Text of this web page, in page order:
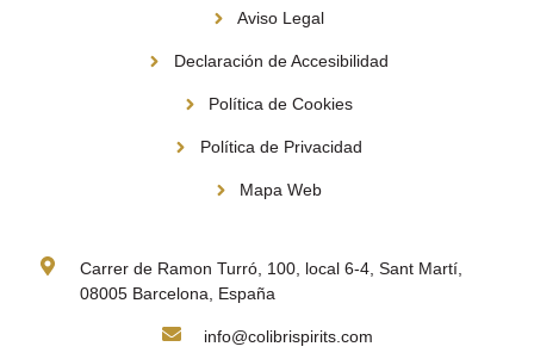
Aviso Legal
Declaración de Accesibilidad
Política de Cookies
Política de Privacidad
Mapa Web
Carrer de Ramon Turró, 100, local 6-4, Sant Martí,
08005 Barcelona, España
info@colibrispirits.com